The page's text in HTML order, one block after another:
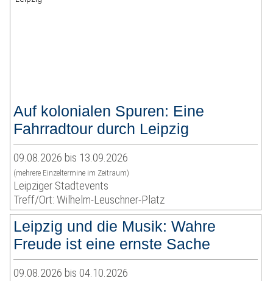
Auf kolonialen Spuren: Eine
Fahrradtour durch Leipzig
09.08.2026 bis 13.09.2026
(mehrere Einzeltermine im Zeitraum)
Leipziger Stadtevents
Treff/Ort: Wilhelm-Leuschner-Platz
Leipzig und die Musik: Wahre
Freude ist eine ernste Sache
09.08.2026 bis 04.10.2026